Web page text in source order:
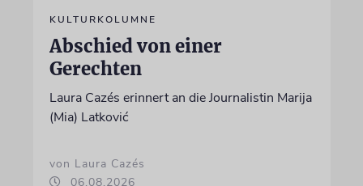
KULTURKOLUMNE
Abschied von einer
Gerechten
Laura Cazés erinnert an die Journalistin Marija
(Mia) Latković
von Laura Cazés
06.08.2026